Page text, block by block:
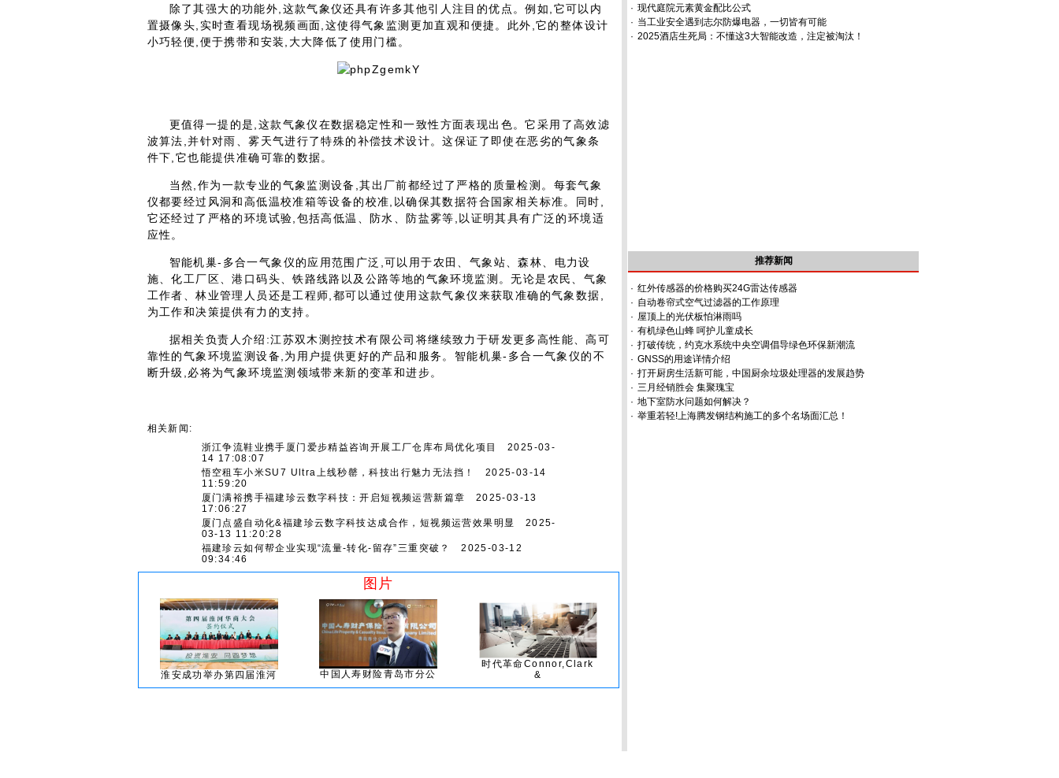
除了其强大的功能外,这款气象仪还具有许多其他引人注目的优点。例如,它可以内
置摄像头,实时查看现场视频画面,这使得气象监测更加直观和便捷。此外,它的整体设计
小巧轻便,便于携带和安装,大大降低了使用门槛。
更值得一提的是,这款气象仪在数据稳定性和一致性方面表现出色。它采用了高效滤
波算法,并针对雨、雾天气进行了特殊的补偿技术设计。这保证了即使在恶劣的气象条
件下,它也能提供准确可靠的数据。
当然,作为一款专业的气象监测设备,其出厂前都经过了严格的质量检测。每套气象
仪都要经过风洞和高低温校准箱等设备的校准,以确保其数据符合国家相关标准。同时,
它还经过了严格的环境试验,包括高低温、防水、防盐雾等,以证明其具有广泛的环境适
应性。
智能机巢-多合一气象仪的应用范围广泛,可以用于农田、气象站、森林、电力设
施、化工厂区、港口码头、铁路线路以及公路等地的气象环境监测。无论是农民、气象
工作者、林业管理人员还是工程师,都可以通过使用这款气象仪来获取准确的气象数据,
为工作和决策提供有力的支持。
据相关负责人介绍:江苏双木测控技术有限公司将继续致力于研发更多高性能、高可
靠性的气象环境监测设备,为用户提供更好的产品和服务。智能机巢-多合一气象仪的不
断升级,必将为气象环境监测领域带来新的变革和进步。
相关新闻:
浙江争流鞋业携手厦门爱步精益咨询开展工厂仓库布局优化项目
2025-03-
14 17:08:07
悟空租车小米SU7 Ultra上线秒罄，科技出行魅力无法挡！
2025-03-14
11:59:20
厦门满裕携手福建珍云数字科技：开启短视频运营新篇章
2025-03-13
17:06:27
厦门点盛自动化&福建珍云数字科技达成合作，短视频运营效果明显
2025-
03-13 11:20:28
福建珍云如何帮企业实现“流量-转化-留存”三重突破？
2025-03-12
09:34:46
图片
淮安成功举办第四届淮河 中国人寿财险青岛市分公
时代革命Connor,Clark
&
· 现代庭院元素黄金配比公式
· 当工业安全遇到志尔防爆电器，一切皆有可能
· 2025酒店生死局：不懂这3大智能改造，注定被淘汰！
推荐新闻
· 红外传感器的价格购买24G雷达传感器
· 自动卷帘式空气过滤器的工作原理
· 屋顶上的光伏板怕淋雨吗
· 有机绿色山蜂 呵护儿童成长
· 打破传统，约克水系统中央空调倡导绿色环保新潮流
· GNSS的用途详情介绍
· 打开厨房生活新可能，中国厨余垃圾处理器的发展趋势
· 三月经销胜会 集聚瑰宝
· 地下室防水问题如何解决？
· 举重若轻!上海腾发钢结构施工的多个名场面汇总！